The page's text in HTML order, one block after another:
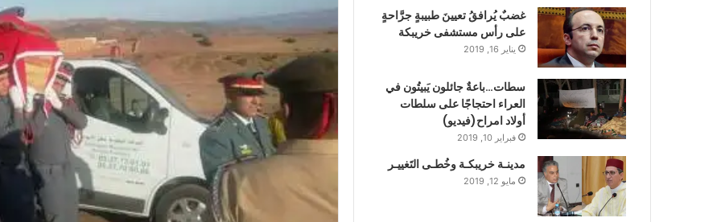
غضبٌ يُرافقُ تعيينَ طبيبةٍ جرَّاحةٍ
على رأس مستشفى خريبكة
يناير 16, 2019
سطات…باعةٌ جائلون يَبيتُون في
العراء احتجاجًا على سلطات
أولاد امراح(فيديو)
فبراير 10, 2019
مدينـة خريبكـة وخُطـى التَغييـر
مايو 12, 2019